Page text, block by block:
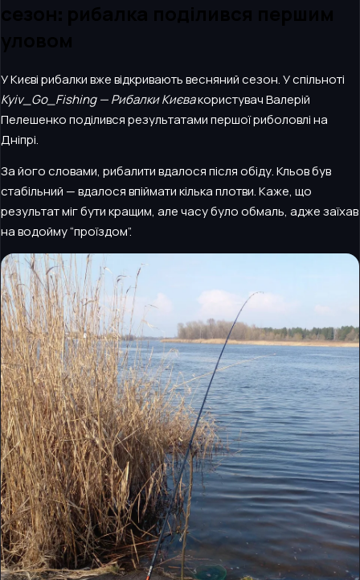
У Києві рибалки вже відкривають весняний сезон. У спільноті
Kyiv_Go_Fishing — Рибалки Києвакористувач Валерій
Пелешенко поділився результатами першої риболовлі на
Дніпрі.
За його словами, рибалити вдалося після обіду. Кльов був
стабільний — вдалося впіймати кілька плотви. Каже, що
результат міг бути кращим, але часу було обмаль, адже заїхав
на водойму “проїздом”.